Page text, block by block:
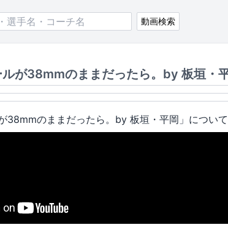
動画検索
ルが38mmのままだったら。by 板垣・
38mmのままだったら。by 板垣・平岡」につい